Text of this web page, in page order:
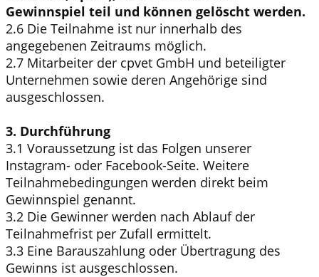
Gewinnspiel teil und können gelöscht werden.
2.6 Die Teilnahme ist nur innerhalb des
angegebenen Zeitraums möglich.
2.7 Mitarbeiter der cpvet GmbH und beteiligter
Unternehmen sowie deren Angehörige sind
ausgeschlossen.
3. Durchführung
3.1 Voraussetzung ist das Folgen unserer
Instagram- oder Facebook-Seite. Weitere
Teilnahmebedingungen werden direkt beim
Gewinnspiel genannt.
3.2 Die Gewinner werden nach Ablauf der
Teilnahmefrist per Zufall ermittelt.
3.3 Eine Barauszahlung oder Übertragung des
Gewinns ist ausgeschlossen.